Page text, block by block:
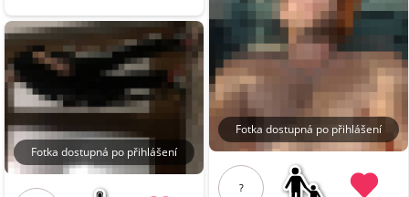
Fotka dostupná po přihlášení
Fotka dostupná po přihlášení
?